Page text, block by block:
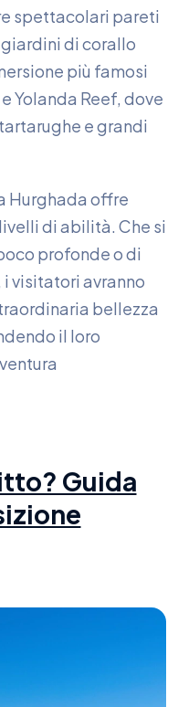
spettacolari pareti
di corallo
più famosi
Yolanda Reef, dove
e grandi
Hurghada offre
di abilità. Che si
profonde o di
visitatori avranno
bellezza
il loro
Guida